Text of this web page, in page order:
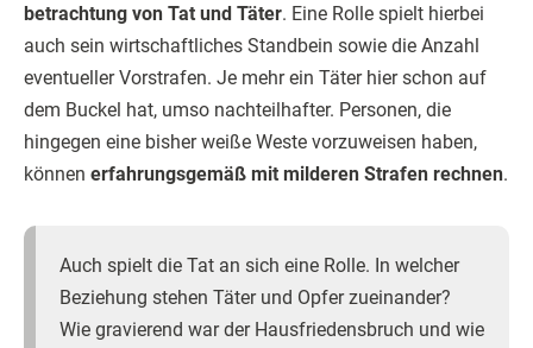
betrachtung von Tat und Täter. Eine Rolle spielt hierbei
auch sein wirtschaftliches Standbein sowie die Anzahl
eventueller Vorstrafen. Je mehr ein Täter hier schon auf
dem Buckel hat, umso nachteilhafter. Personen, die
hingegen eine bisher weiße Weste vorzuweisen haben,
können erfahrungsgemäß mit milderen Strafen rechnen.
Auch spielt die Tat an sich eine Rolle. In welcher
Beziehung stehen Täter und Opfer zueinander?
Wie gravierend war der Hausfriedensbruch und wie